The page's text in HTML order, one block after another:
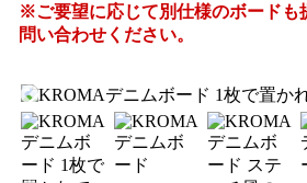
※ご要望に応じて別仕様のボードも
問い合わせください。